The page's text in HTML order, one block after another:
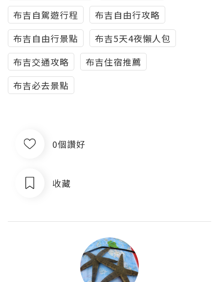
布吉自駕遊行程
布吉自由行攻略
布吉自由行景點
布吉5天4夜懶人包
布吉交通攻略
布吉住宿推薦
布吉必去景點
0個讚好
收藏